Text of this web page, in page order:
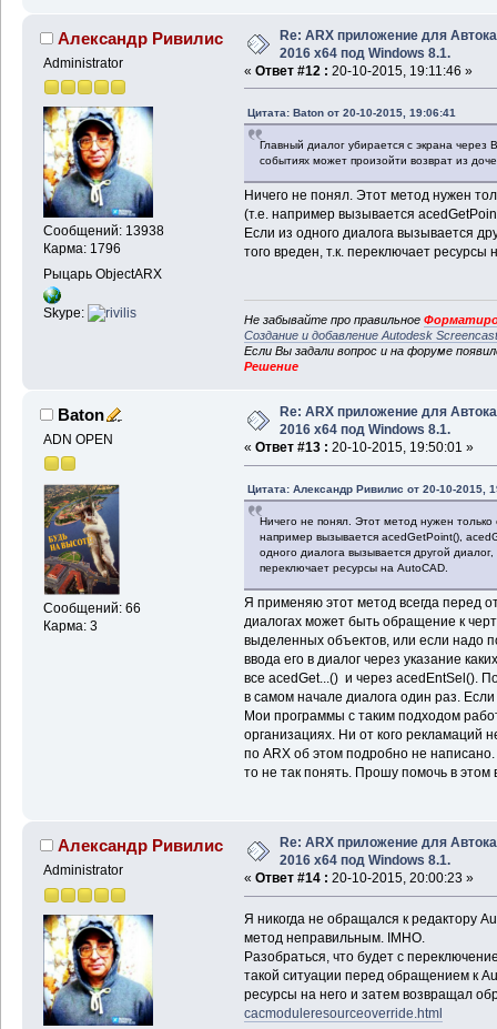
Александр Ривилис
Administrator
Сообщений: 13938
Карма: 1796
Рыцарь ObjectARX
Skype:
Re: ARX приложение для
2016 x64 под Windows 8.1.
« Ответ #12 : 20-10-2015, 19:11:46 »
Цитата: Baton от 20-10-2015, 19:06:41
Главный диалог убирается с экрана через
событиях может произойти возврат из
Ничего не понял. Этот метод нужен
(т.е. например вызывается
Если из одного диалога вызывается
того вреден, т.к. переключает ресурсы
Не забывайте про правильное
Создание и добавление Autodesk
Если Вы задали вопрос и на форуме
Решение
Baton
ADN OPEN
Сообщений: 66
Карма: 3
Re: ARX приложение для
2016 x64 под Windows 8.1.
« Ответ #13 : 20-10-2015, 19:50:01 »
Цитата: Александр Ривилис от 20-10-2015,
Ничего не понял. Этот метод нужен
например вызывается acedGetPoint(),
одного диалога вызывается другой
переключает ресурсы на AutoCAD.
Я применяю этот метод всегда перед
диалогах может быть обращение к
выделенных объектов, или если надо
ввода его в диалог через указание
все acedGet...() и через acedEntSel().
в самом начале диалога один раз.
Мои программы с таким подходом
организациях. Ни от кого рекламаций
по ARX об этом подробно не
то не так понять. Прошу помочь в этом
Александр Ривилис
Administrator
Re: ARX приложение для
2016 x64 под Windows 8.1.
« Ответ #14 : 20-10-2015, 20:00:23 »
Я никогда не обращался к редактору
метод неправильным. IMHO.
Разобраться, что будет с
такой ситуации перед обращением к
ресурсы на него и затем возвращал
cacmoduleresourceoverride.html